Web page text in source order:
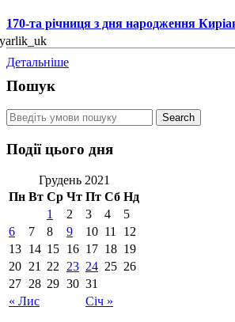
170-та річниця з дня народження
Детальніше
Пошук
Події цього дня
Грудень 2021
Пн Вт Ср Чт Пт Сб Нд
« Лис Січ »
1 2 3 4
5
6
7 8 9 10 11
12
13 14 15 16 17 18 19
20 21 22 23 24 25 26
27 28 29 30 31